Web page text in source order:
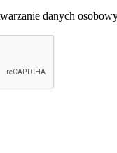
danych